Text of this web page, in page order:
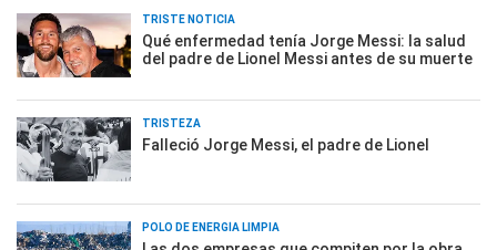
TRISTE NOTICIA
Qué enfermedad tenía Jorge Messi: la salud
del padre de Lionel Messi antes de su muerte
TRISTEZA
Falleció Jorge Messi, el padre de Lionel
POLO DE ENERGÍA LIMPIA